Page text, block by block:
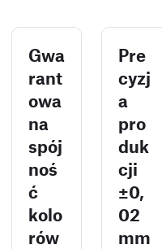
Gwa
rant
owa
na
spój
noś
ć
kolo
rów
Pre
cyzj
a
pro
duk
cji
±0,
02
mm